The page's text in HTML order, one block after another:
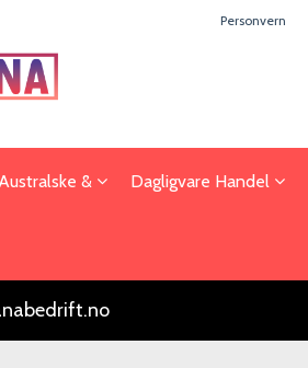
Personvern
& Dagligvare Handel